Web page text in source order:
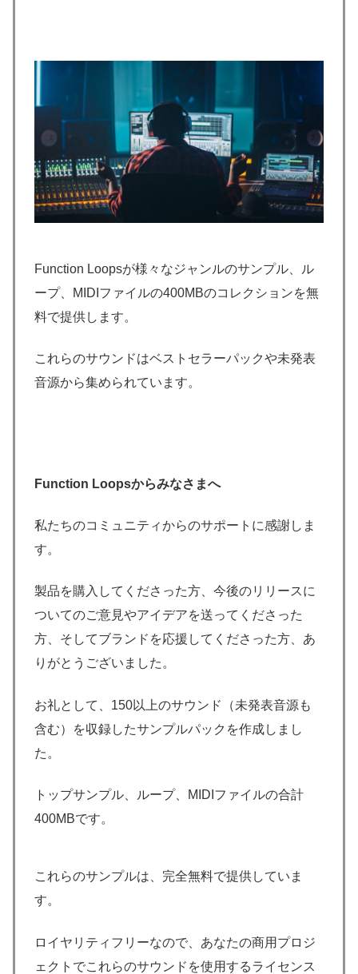
Function Loopsが様々なジャンルのサンプル、ル
ープ、MIDIファイルの400MBのコレクションを無
料で提供します。
これらのサウンドはベストセラーパックや未発表
音源から集められています。
Function Loopsからみなさまへ
私たちのコミュニティからのサポートに感謝しま
す。
製品を購入してくださった方、今後のリリースに
ついてのご意見やアイデアを送ってくださった
方、そしてブランドを応援してくださった方、あ
りがとうございました。
お礼として、150以上のサウンド（未発表音源も
含む）を収録したサンプルパックを作成しまし
た。
トップサンプル、ループ、MIDIファイルの合計
400MBです。
これらのサンプルは、完全無料で提供していま
す。
ロイヤリティフリーなので、あなたの商用プロジ
ェクトでこれらのサウンドを使用するライセンス